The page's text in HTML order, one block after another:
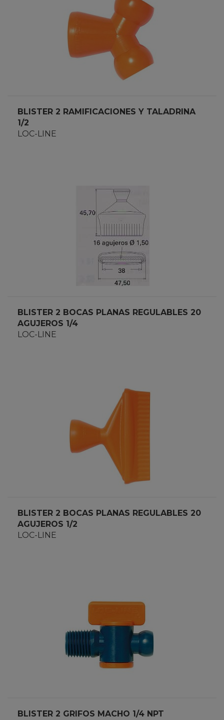
BLISTER 2 RAMIFICACIONES Y TALADRINA
1/2
LOC-LINE
BLISTER 2 BOCAS PLANAS REGULABLES 20
AGUJEROS 1/4
LOC-LINE
BLISTER 2 BOCAS PLANAS REGULABLES 20
AGUJEROS 1/2
LOC-LINE
BLISTER 2 GRIFOS MACHO 1/4 NPT